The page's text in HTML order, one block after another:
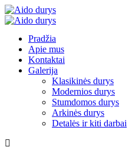
Pradžia
Apie mus
Kontaktai
Galerija
Klasikinės durys
Modernios durys
Stumdomos durys
Arkinės durys
Detalės ir kiti darbai